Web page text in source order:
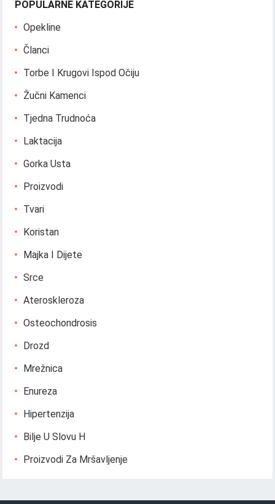
POPULARNE KATEGORIJE
Opekline
Članci
Torbe I Krugovi Ispod Očiju
Žučni Kamenci
Tjedna Trudnoća
Laktacija
Gorka Usta
Proizvodi
Tvari
Koristan
Majka I Dijete
Srce
Ateroskleroza
Osteochondrosis
Drozd
Mrežnica
Enureza
Hipertenzija
Bilje U Slovu H
Proizvodi Za Mršavljenje